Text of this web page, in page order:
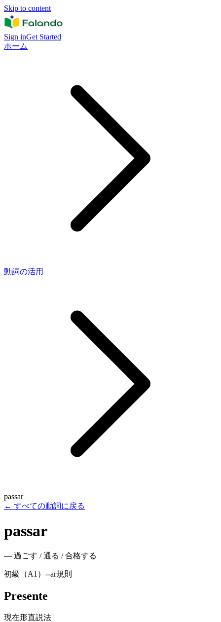
Skip to content
Sign inGet Started
ホーム
動詞の活用
passar
← すべての動詞に戻る
passar
— 過ごす / 通る / 合格する
初級（A1） --ar規則
Presente
現在形直説法